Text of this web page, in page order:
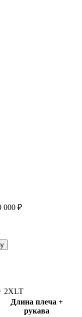
000 ₽
2XLT
Длина плеча +
рукава